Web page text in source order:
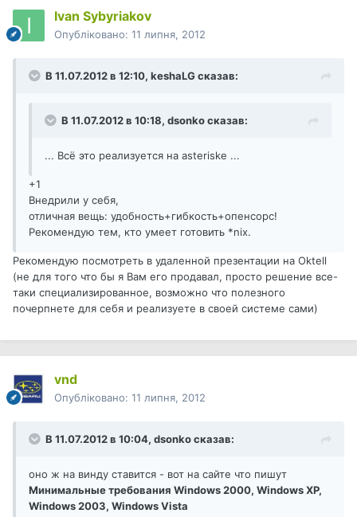
Ivan Sybyriakov
Опубліковано: 11 липня, 2012
В 11.07.2012 в 12:10, keshaLG сказав:
В 11.07.2012 в 10:18, dsonko сказав:
... Всё это реализуется на asteriske ...
+1
Внедрили у себя,
отличная вещь: удобность+гибкость+опенсорс!
Рекомендую тем, кто умеет готовить *nix.
Рекомендую посмотреть в удаленной презентации на Oktell
(не для того что бы я Вам его продавал, просто решение все-
таки специализированное, возможно что полезного
почерпнете для себя и реализуете в своей системе сами)
vnd
Опубліковано: 11 липня, 2012
В 11.07.2012 в 10:04, dsonko сказав:
оно ж на винду ставится - вот на сайте что пишут
Минимальные требования Windows 2000, Windows XP,
Windows 2003, Windows Vista